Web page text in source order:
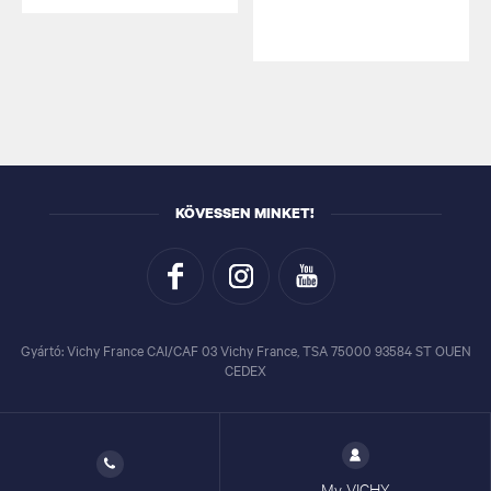
KÖVESSEN MINKET!
Gyártó: Vichy France CAI/CAF 03 Vichy France, TSA 75000 93584 ST OUEN
CEDEX